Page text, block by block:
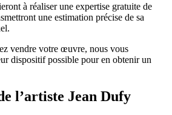
à réaliser une expertise gratuite de
une estimation précise de sa
vendre votre œuvre, nous vous
dispositif possible pour en obtenir un
l’artiste Jean Dufy